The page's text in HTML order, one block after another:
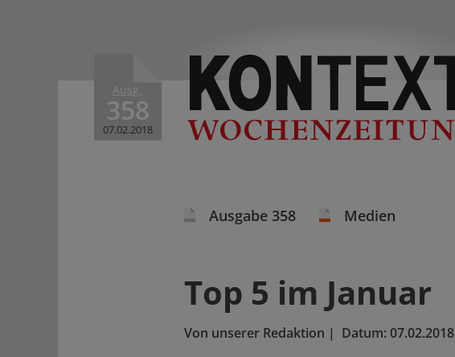
Ausg.
358
07.02.2018
Ausgabe 358 Medien
Top 5 im Januar
Von unserer Redaktion | Datum:07.02.2018